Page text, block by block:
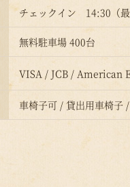
チェックイン 14:30（
無料駐車場 400台
VISA / JCB / American
車椅子可 / 貸出用車椅子